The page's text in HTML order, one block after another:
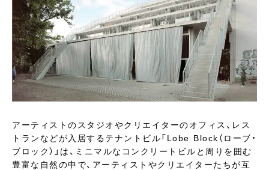
アーティストのスタジオやクリエイターのオフィス、レス
トランなどが入居するテナントビル「Lobe Block（ローブ・
ブロック）」は、ミニマルなコンクリートビルと周りを囲む
豊富な自然の中で、アーティストやクリエイターたちが互